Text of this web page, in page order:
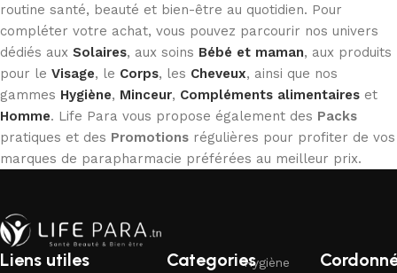
routine santé, beauté et bien-être au quotidien. Pour
compléter votre achat, vous pouvez parcourir nos univers
dédiés aux Solaires, aux soins Bébé et maman, aux produits
pour le Visage, le Corps, les Cheveux, ainsi que nos
gammes Hygiène, Minceur, Compléments alimentaires et
Homme. Life Para vous propose également des Packs
pratiques et des Promotions régulières pour profiter de vos
marques de parapharmacie préférées au meilleur prix.
Liens utiles CategoriesHygiène